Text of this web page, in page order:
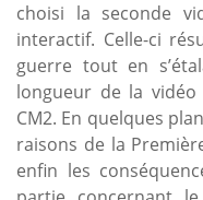
choisi la seconde
interactif. Celle-ci
guerre tout en
longueur de la
CM2. En quelques
raisons de la
enfin les